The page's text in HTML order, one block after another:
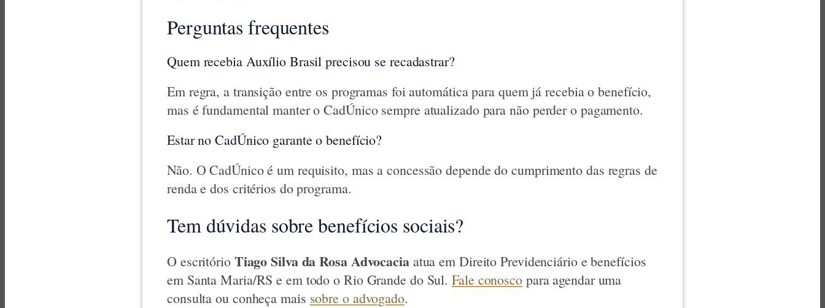
Perguntas frequentes
Quem recebia Auxílio Brasil precisou se recadastrar?
Em regra, a transição entre os programas foi automática para quem já recebia o benefício,
mas é fundamental manter o CadÚnico sempre atualizado para não perder o pagamento.
Estar no CadÚnico garante o benefício?
Não. O CadÚnico é um requisito, mas a concessão depende do cumprimento das regras de
renda e dos critérios do programa.
Tem dúvidas sobre benefícios sociais?
O escritório Tiago Silva da Rosa Advocaciaatua em Direito Previdenciário e benefícios
em Santa Maria/RS e em todo o Rio Grande do Sul.Fale conoscopara agendar uma
consulta ou conheça mais sobre o advogado.